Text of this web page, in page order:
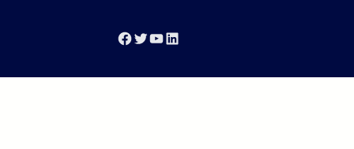
Facebook Twitter YouTube LinkedIn